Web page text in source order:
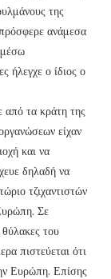
της
ανάμεσα
ήλεγχε ο ίδιος ο
από τα κράτη της
είχαν
και να
δηλαδή να
τζιχαντιστών
Σε
του
πιστεύεται ότι
Ευρώπη. Επίσης